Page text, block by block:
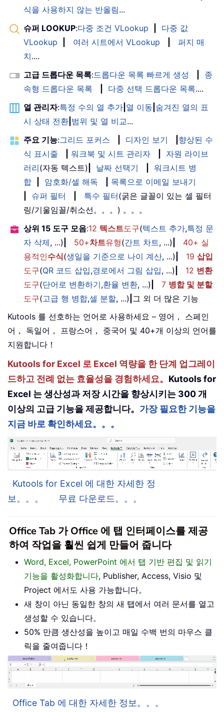
식을 사용하지 않는 반올림...
슈퍼 LOOKUP:다중 조건 VLookup
다중 값
VLookup
여러 시트에서 VLookup
퍼지 매
치....
고급 드롭다운 목록:드롭다운 목록 빠르게 생성
종
속형 드롭다운 목록
다중 선택 드롭다운 목록....
열 관리자:특정 수의 열 추가 열 이동 숨겨진 열의 표
시 상태 전환 범위 및 열 비교...
주요 기능:그리드 포커스 디자인 보기
향상된 수
식 표시줄
워크북 및 시트 관리자
자원 라이브
러리(자동 텍스트) 날짜 선택기
워크시트 병
합
암호화/셀 해독
목록으로 이메일 보내기
슈퍼 필터 특수 필터(굵은 글꼴이 있는 셀 필터
링/기울임꼴/취소선。。。) 。。。
상위 15 도구 모음:12 텍스트도구(텍스트 추가,특정 문
자 삭제, ...) 50+차트유형(간트 차트, ...)
40+ 실
용적인수식(생일을 기준으로 나이 계산, ...) 19 삽입
도구(QR 코드 삽입,경로에서 그림 삽입, ...) 12 변환
도구(단어로 변환하기,환율 변환, ...) 7 병합 및 분할
도구(고급 행 병합,셀 분할, ...) 그 외 더 많은 기능
Kutools 를 선호하는 언어로 사용하세요 – 영어， 스페인
어， 독일어， 프랑스어， 중국어 및 40+개 이상의 언어를
지원합니다！
Kutools for Excel 로 Excel 역량을 한 단계 업그레이
드하고 전례 없는 효율성을 경험하세요。 Kutools for
Excel 는 생산성과 저장 시간을 향상시키는 300 개
이상의 고급 기능을 제공합니다。 가장 필요한 기능을
지금 바로 확인하세요。。。
Kutools for Excel 에 대한 자세한 정
보。。。
무료 다운로드。。。
Office Tab 가 Office 에 탭 인터페이스를 제공
하여 작업을 훨씬 쉽게 만들어 줍니다
Word, Excel, PowerPoint 에서 탭 기반 편집 및 읽기
기능을 활성화합니다, Publisher, Access, Visio 및
Project 에서도 사용 가능합니다。
새 창이 아닌 동일한 창의 새 탭에서 여러 문서를 열고
생성할 수 있습니다。
50% 만큼 생산성을 높이고 매일 수백 번의 마우스 클
릭을 줄여줍니다！
Office Tab 에 대한 자세한 정보。。。